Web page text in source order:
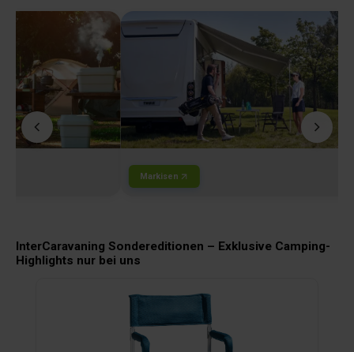
Markisen
InterCaravaning Sondereditionen – Exklusive Camping-
Highlights nur bei uns